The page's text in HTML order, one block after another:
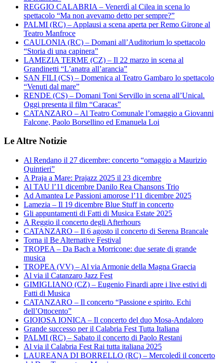
REGGIO CALABRIA – Venerdì al Cilea in scena lo
spettacolo “Ma non avevamo detto per sempre?”
PALMI (RC) – Applausi a scena aperta per Remo Girone al
Teatro Manfroce
CAULONIA (RC) – Domani all’Auditorium lo spettacolo
“Storia di una capinera”
LAMEZIA TERME (CZ) – Il 22 marzo in scena al
Grandinetti “L’anatra all’arancia”
SAN FILI (CS) – Domenica al Teatro Gambaro lo spettacolo
“Venuti dal mare”
RENDE (CS) – Domani Toni Servillo in scena all’Unical.
Oggi presenta il film “Caracas”
CATANZARO – Al Teatro Comunale l’omaggio a Giovanni
Falcone, Paolo Borsellino ed Emanuela Loi
Le Altre Notizie
Al Rendano il 27 dicembre: concerto “omaggio a Maurizio
Quintieri”
A Praja a Mare: Prajazz 2025 il 23 dicembre
Al TAU l’11 dicembre Danilo Rea Chansons Trio
Ad Amantea Le Passioni amorose l’11 dicembre 2025
Lamezia – Il 19 dicembre Blue Stuff in concerto
Gli appuntamenti di Fatti di Musica Estate 2025
A Reggio il concerto degli Afterhours
CATANZARO – Il 6 agosto il concerto di Serena Brancale
Torna il Be Alternative Festival
TROPEA – Da Bach a Morricone: due serate di grande
musica
TROPEA (VV) – Al via Armonie della Magna Graecia
Al via il Catanzaro Jazz Fest
GIMIGLIANO (CZ) – Eugenio Finardi apre i live estivi di
Fatti di Musica
CATANZARO – Il concerto “Passione e spirito. Echi
dell’Ottocento”
GIOIOSA IONICA – Il concerto del duo Mosa-Andaloro
Grande successo per il Calabria Fest Tutta Italiana
PALMI (RC) – Sabato il concerto di Paolo Restani
Al via il Calabria Fest Rai tutta italiana 2025
LAUREANA DI BORRELLO (RC) – Mercoledì il concerto